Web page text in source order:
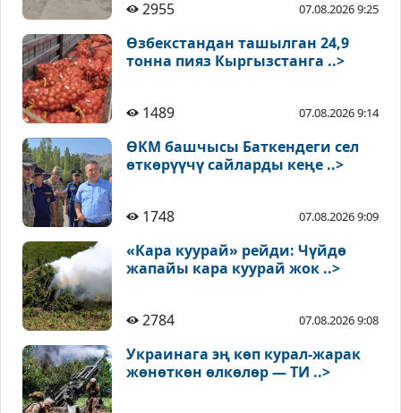
2955 07.08.2026 9:25
Өзбекстандан ташылган 24,9
тонна пияз Кыргызстанга ..>
1489 07.08.2026 9:14
ӨКМ башчысы Баткендеги сел
өткөрүүчү сайларды кеңе ..>
1748 07.08.2026 9:09
«Кара куурай» рейди: Чүйдө
жапайы кара куурай жок ..>
2784 07.08.2026 9:08
Украинага эң көп курал-жарак
жөнөткөн өлкөлөр — ТИ ..>